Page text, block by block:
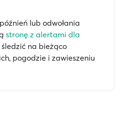
lub odwołania
stronę z alertami dla
śledzić na bieżąco
pogodzie i zawieszeniu